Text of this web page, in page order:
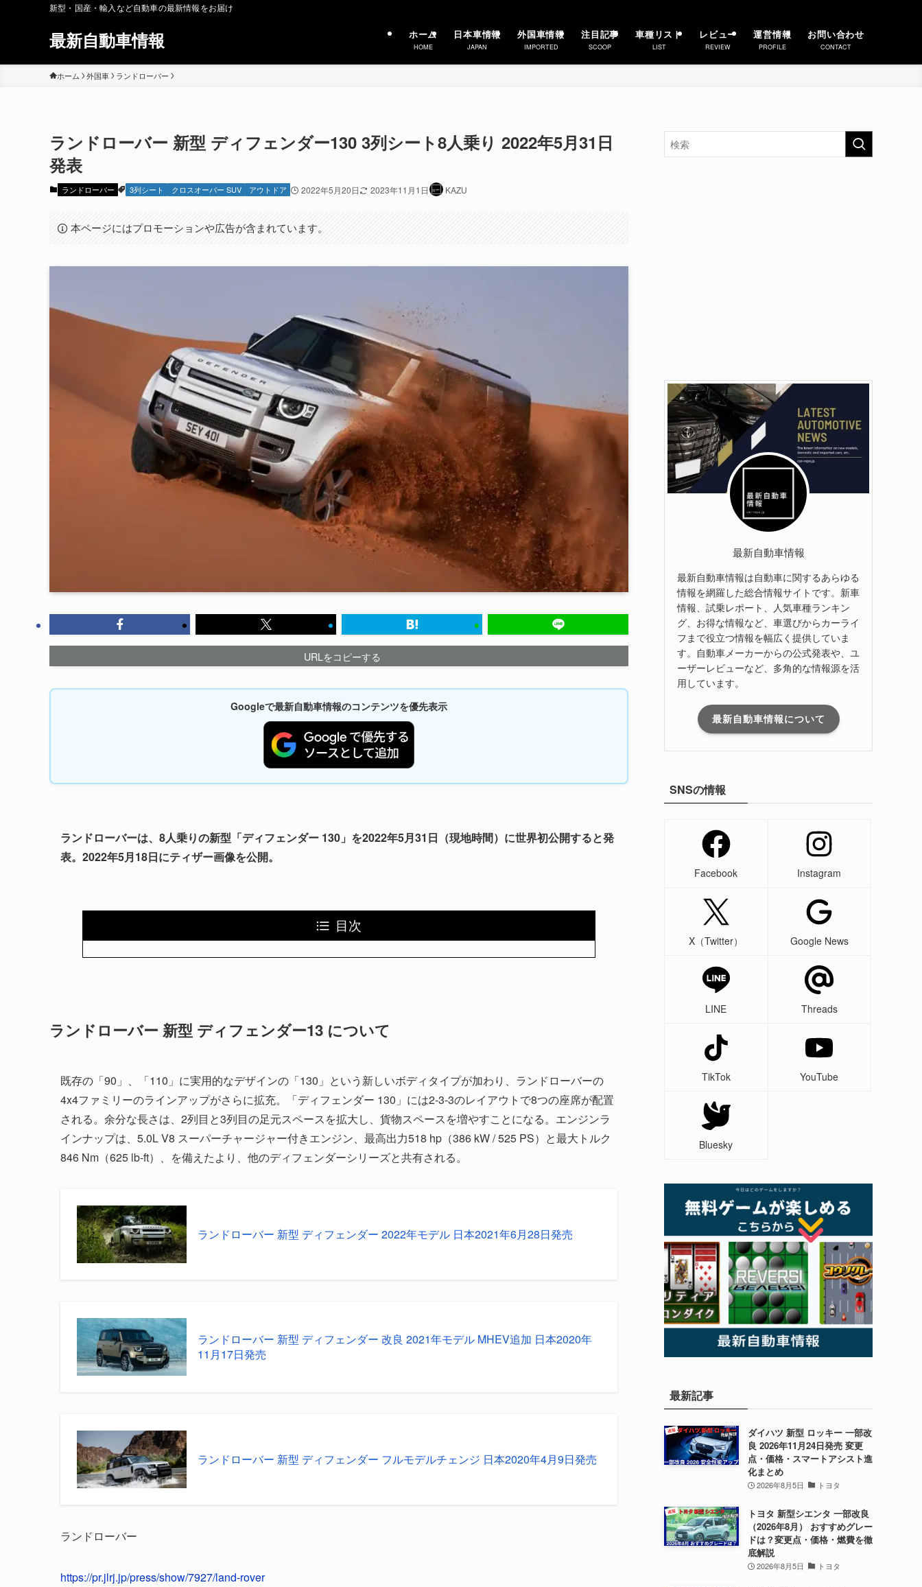
新型・国産・輸入など自動車の最新情報をお届け
最新自動車情報 ホーム
HOME
日本車情報
JAPAN
外国車情報
IMPORTED
注目記事
SCOOP
車種リスト
LIST
レビュー
REVIEW
運営情報
PROFILE
お問い合わせ
CONTACT
ホーム 外国車 ランドローバー
ランドローバー 新型 ディフェンダー130 3列シート8人乗り 2022年5月31日
発表
ランドローバー 3列シート クロスオーバー SUV アウトドア 2022年5月20日 2023年11月1日 KAZU
本ページにはプロモーションや広告が含まれています。
URLをコピーする
Googleで最新自動車情報のコンテンツを優先表示
ランドローバーは、8人乗りの新型「ディフェンダー 130」を2022年5月31日（現地時間）に世界初公開すると発
表。2022年5月18日にティザー画像を公開。
目次
ランドローバー 新型 ディフェンダー13 について
既存の「90」、「110」に実用的なデザインの「130」という新しいボディタイプが加わり、ランドローバーの
4x4ファミリーのラインアップがさらに拡充。「ディフェンダー 130」には2-3-3のレイアウトで8つの座席が配置
される。余分な長さは、2列目と3列目の足元スペースを拡大し、貨物スペースを増やすことになる。エンジンラ
インナップは、5.0L V8 スーパーチャージャー付きエンジン、最高出力518 hp（386 kW / 525 PS）と最大トルク
846 Nm（625 lb-ft）、を備えたより、他のディフェンダーシリーズと共有される。
ランドローバー 新型 ディフェンダー 2022年モデル 日本2021年6月28日発売
ランドローバー 新型 ディフェンダー 改良 2021年モデル MHEV追加 日本2020年
11月17日発売
ランドローバー 新型 ディフェンダー フルモデルチェンジ 日本2020年4月9日発売
ランドローバー
https://pr.jlrj.jp/press/show/7927/land-rover
最新自動車情報
最新自動車情報は自動車に関するあらゆる
情報を網羅した総合情報サイトです。新車
情報、試乗レポート、人気車種ランキン
グ、お得な情報など、車選びからカーライ
フまで役立つ情報を幅広く提供していま
す。自動車メーカーからの公式発表や、ユ
ーザーレビューなど、多角的な情報源を活
用しています。
最新自動車情報について
SNSの情報
Facebook Instagram
X（Twitter） Google News
LINE Threads
TikTok YouTube
Bluesky
最新記事
ダイハツ 新型 ロッキー 一部改
良 2026年11月24日発売 変更
点・価格・スマートアシスト進
化まとめ
2026年8月5日 トヨタ
トヨタ 新型シエンタ 一部改良
（2026年8月） おすすめグレー
ドは？変更点・価格・燃費を徹
底解説
2026年8月5日 トヨタ